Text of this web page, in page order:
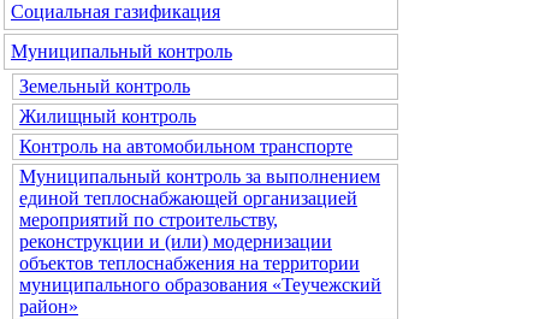
Социальная газификация
Муниципальный контроль
Земельный контроль
Жилищный контроль
Контроль на автомобильном транспорте
Муниципальный контроль за выполнением
единой теплоснабжающей организацией
мероприятий по строительству,
реконструкции и (или) модернизации
объектов теплоснабжения на территории
муниципального образования «Теучежский
район»